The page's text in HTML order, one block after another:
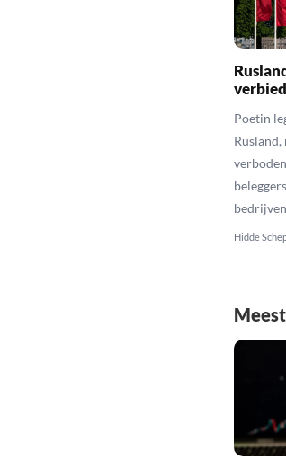
Poetin
Hidde